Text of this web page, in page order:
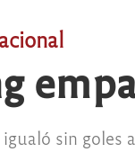
sin goles